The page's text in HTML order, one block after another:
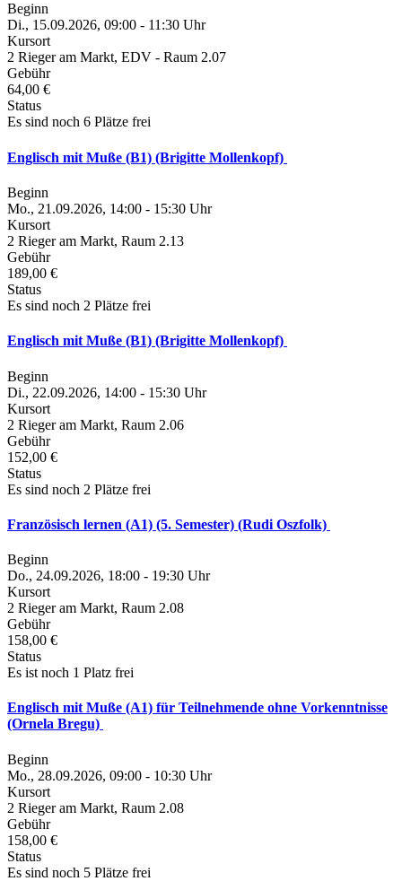
Beginn
Di., 15.09.2026, 09:00 - 11:30 Uhr
Kursort
2 Rieger am Markt, EDV - Raum 2.07
Gebühr
64,00 €
Status
Es sind noch 6 Plätze frei
Englisch mit Muße (B1) (Brigitte Mollenkopf)
Beginn
Mo., 21.09.2026, 14:00 - 15:30 Uhr
Kursort
2 Rieger am Markt, Raum 2.13
Gebühr
189,00 €
Status
Es sind noch 2 Plätze frei
Englisch mit Muße (B1) (Brigitte Mollenkopf)
Beginn
Di., 22.09.2026, 14:00 - 15:30 Uhr
Kursort
2 Rieger am Markt, Raum 2.06
Gebühr
152,00 €
Status
Es sind noch 2 Plätze frei
Französisch lernen (A1) (5. Semester) (Rudi Oszfolk)
Beginn
Do., 24.09.2026, 18:00 - 19:30 Uhr
Kursort
2 Rieger am Markt, Raum 2.08
Gebühr
158,00 €
Status
Es ist noch 1 Platz frei
Englisch mit Muße (A1) für Teilnehmende ohne Vorkenntnisse
(Ornela Bregu)
Beginn
Mo., 28.09.2026, 09:00 - 10:30 Uhr
Kursort
2 Rieger am Markt, Raum 2.08
Gebühr
158,00 €
Status
Es sind noch 5 Plätze frei